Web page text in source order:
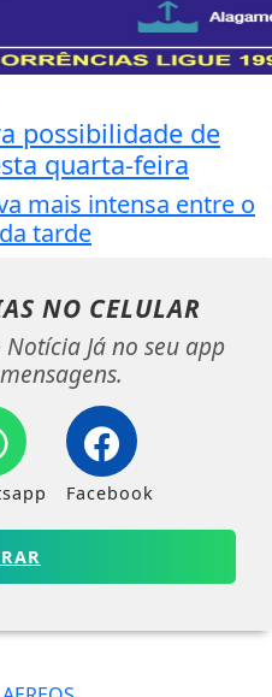
possibilidade de
quarta-feira
mais intensa entre o
tarde
NO CELULAR
Já no seu app
Facebook